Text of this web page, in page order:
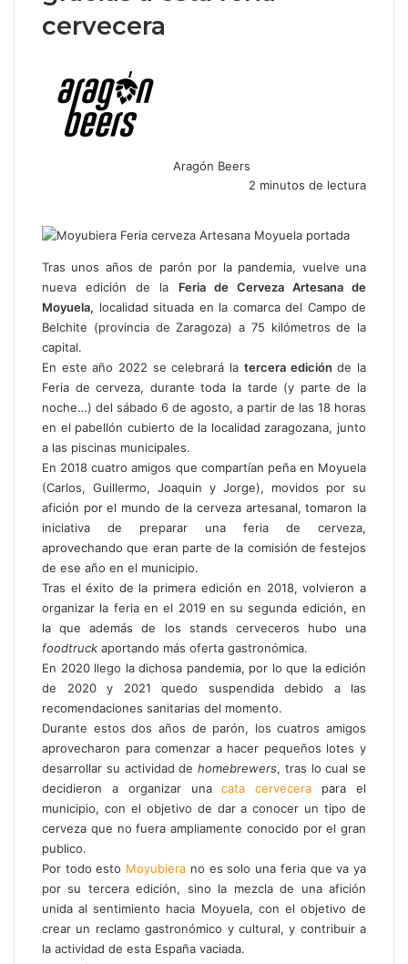
cervecera
Aragón Beers
2 minutos de lectura
a
c
e
o
a
t
l
e
a
m
p
p
o
r
c
o
r
e
o
e
e
c
t
r
ó
Tras unos años de parón por la pandemia, vuelve una
nueva edición de la Feria de Cerveza Artesana de
Moyuela, localidad situada en la comarca del Campo de
Belchite (provincia de Zaragoza) a 75 kilómetros de la
capital.
En este año 2022 se celebrará la tercera edición de la
Feria de cerveza, durante toda la tarde (y parte de la
noche…) del sábado 6 de agosto, a partir de las 18 horas
en el pabellón cubierto de la localidad zaragozana, junto
a las piscinas municipales.
En 2018 cuatro amigos que compartían peña en Moyuela
(Carlos, Guillermo, Joaquin y Jorge), movidos por su
afición por el mundo de la cerveza artesanal, tomaron la
iniciativa de preparar una feria de cerveza,
aprovechando que eran parte de la comisión de festejos
de ese año en el municipio.
Tras el éxito de la primera edición en 2018, volvieron a
organizar la feria en el 2019 en su segunda edición, en
la que además de los stands cerveceros hubo una
foodtruck aportando más oferta gastronómica.
En 2020 llego la dichosa pandemia, por lo que la edición
de 2020 y 2021 quedo suspendida debido a las
recomendaciones sanitarias del momento.
Durante estos dos años de parón, los cuatros amigos
aprovecharon para comenzar a hacer pequeños lotes y
desarrollar su actividad de homebrewers, tras lo cual se
decidieron a organizar unacata cervecera para el
municipio, con el objetivo de dar a conocer un tipo de
cerveza que no fuera ampliamente conocido por el gran
publico.
Por todo esto Moyubiera no es solo una feria que va ya
por su tercera edición, sino la mezcla de una afición
unida al sentimiento hacia Moyuela, con el objetivo de
crear un reclamo gastronómico y cultural, y contribuir a
la actividad de esta España vaciada.